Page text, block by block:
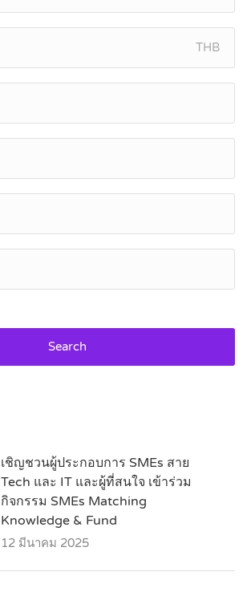
THB
Search
เชิญชวนผู้ประกอบการ SMEs สาย
Tech และ IT และผู้ที่สนใจ เข้าร่วม
กิจกรรม SMEs Matching
Knowledge & Fund
12 มีนาคม 2025